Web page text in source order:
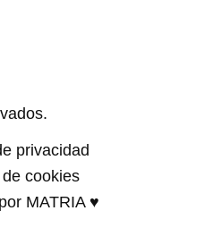
privacidad
cookies
MATRIA ♥